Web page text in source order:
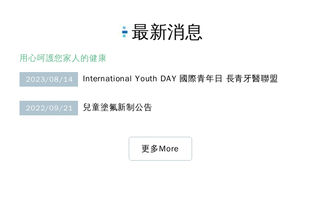
出生於「嘉義」，適逢醫護團隊姓名剛好有
「佳」、「鎰」等2字，取其諧音及不忘本
的理念，「佳鎰牙醫」就此誕生。 我們的
用看診之餘從事運動，以紓解工作壓力，慢
動，並組成「三五好友隊」參加鐵人三項比
賽、慢跑、溯溪、騎車及登山活動，活躍於
最新消息
用心呵護您家人的健康
2023/08/14 International Youth DAY 國際青年日 長青牙醫聯盟
2022/09/21 兒童塗氟新制公告
更多More